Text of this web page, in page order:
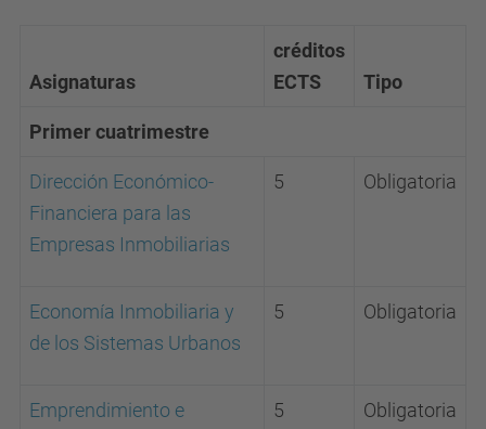
Asignaturas
créditos
ECTS
Tipo
Primer cuatrimestre
Dirección Económico-
Financiera para las
Empresas Inmobiliarias
5 Obligatoria
Economía Inmobiliaria y
de los Sistemas Urbanos
5 Obligatoria
Emprendimiento e
5 Obligatoria